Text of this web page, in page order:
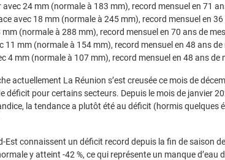
avec 24 mm (normale à 183 mm), record mensuel en 71
avec 18 mm (normale à 245 mm), record mensuel en
mm (normale à 288 mm), record mensuel en 70 ans de
11 mm (normale à 154 mm), record mensuel en 48 ans de
4 mm (normale à 107 mm), record mensuel en 48 ans de
actuellement La Réunion s’est creusée ce mois de
déficit pour certains secteurs. Depuis le mois de janvier
la tendance a plutôt été au déficit (hormis
Est connaissent un déficit record depuis la fin de saison
y atteint -42 %, ce qui représente un manque d’eau